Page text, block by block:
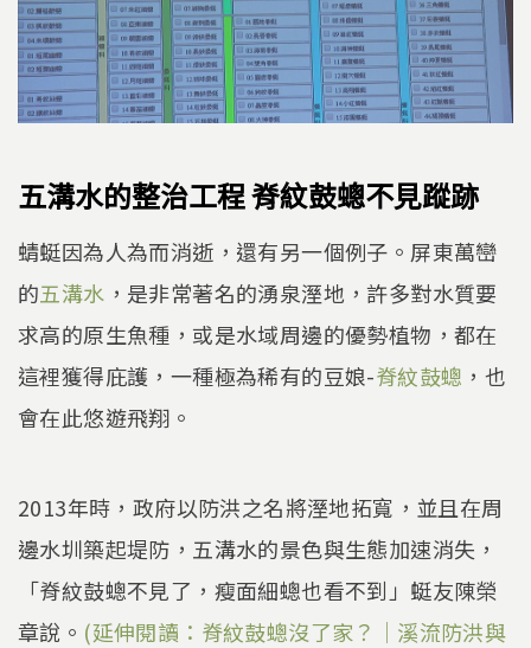
五溝水的整治工程 脊紋鼓蟌不見蹤跡
蜻蜓因為人為而消逝，還有另一個例子。屏東萬巒
的五溝水 ，是非常著名的湧泉溼地，許多對水質要
求高的原生魚種，或是水域周邊的優勢植物，都在
這裡獲得庇護，一種極為稀有的豆娘-脊紋鼓蟌 ，也
會在此悠遊飛翔。
2013年時，政府以防洪之名將溼地拓寬，並且在周
邊水圳築起堤防，五溝水的景色與生態加速消失，
「脊紋鼓蟌不見了，瘦面細蟌也看不到」蜓友陳榮
章說。 (延伸閱讀：脊紋鼓蟌沒了家？｜溪流防洪與